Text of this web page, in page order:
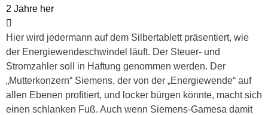
2 Jahre her
Hier wird jedermann auf dem Silbertablett präsentiert, wie
der Energiewendeschwindel läuft. Der Steuer- und
Stromzahler soll in Haftung genommen werden. Der
„Mutterkonzern“ Siemens, der von der „Energiewende“ auf
allen Ebenen profitiert, und locker bürgen könnte, macht sich
einen schlanken Fuß. Auch wenn Siemens-Gamesa damit